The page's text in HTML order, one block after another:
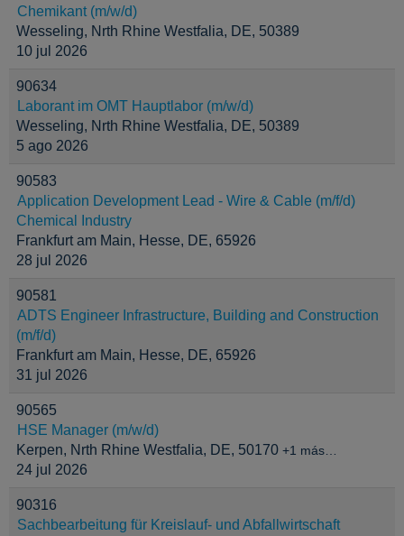
Chemikant (m/w/d)
Wesseling, Nrth Rhine Westfalia, DE, 50389
10 jul 2026
90634
Laborant im OMT Hauptlabor (m/w/d)
Wesseling, Nrth Rhine Westfalia, DE, 50389
5 ago 2026
90583
Application Development Lead - Wire & Cable (m/f/d)
Chemical Industry
Frankfurt am Main, Hesse, DE, 65926
28 jul 2026
90581
ADTS Engineer Infrastructure, Building and Construction
(m/f/d)
Frankfurt am Main, Hesse, DE, 65926
31 jul 2026
90565
HSE Manager (m/w/d)
Kerpen, Nrth Rhine Westfalia, DE, 50170 +1 más…
24 jul 2026
90316
Sachbearbeitung für Kreislauf- und Abfallwirtschaft